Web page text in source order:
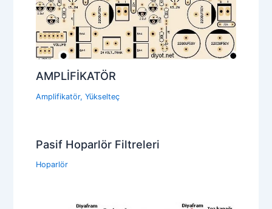
AMPLİFİKATÖR
Amplifikatör, Yükselteç
Pasif Hoparlör Filtreleri
Hoparlör